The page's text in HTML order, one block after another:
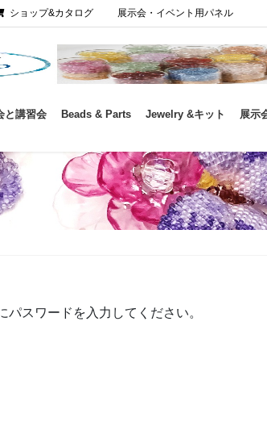
ショップ&カタログ 展示会・イベント用パネル
と講習会 Beads & Parts Jewelry &キット 展示
スワードを入力してください。